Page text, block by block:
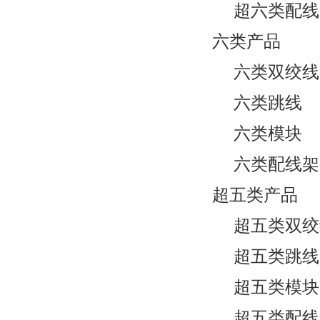
超六类配
六类产品
六类双绞线
六类跳线
六类模块
六类配线架
超五类产品
超五类双
超五类跳
超五类模块